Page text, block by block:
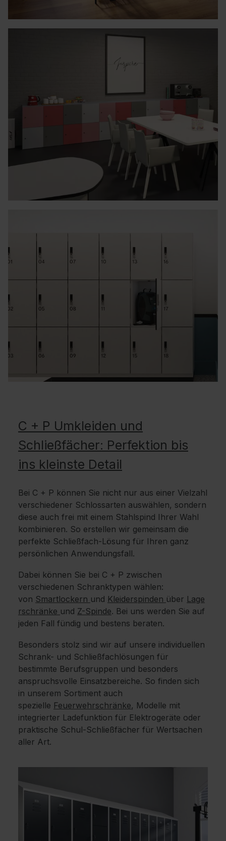
C + P Umkleiden und
Schließfächer: Perfektion bis
ins kleinste Detail
Bei C + P können Sie nicht nur aus einer Vielzahl
verschiedener Schlossarten auswählen, sondern
diese auch frei mit einem Stahlspind Ihrer Wahl
kombinieren. So erstellen wir gemeinsam die
perfekte Schließfach-Lösung für Ihren ganz
persönlichen Anwendungsfall.
Dabei können Sie bei C + P zwischen
verschiedenen Schranktypen wählen:
von Smartlockern und Kleiderspinden über Lage
rschränke und Z-Spinde. Bei uns werden Sie auf
jeden Fall fündig und bestens beraten.
Besonders stolz sind wir auf unsere individuellen
Schrank- und Schließfachlösungen für
bestimmte Berufsgruppen und besonders
anspruchsvolle Einsatzbereiche. So finden sich
in unserem Sortiment auch
spezielle Feuerwehrschränke, Modelle mit
integrierter Ladefunktion für Elektrogeräte oder
praktische Schul-Schließfächer für Wertsachen
aller Art.